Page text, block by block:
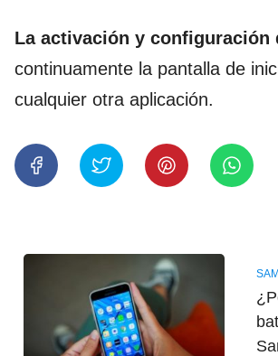
La activación y
continuamente la pantalla de
cualquier otra aplicación.